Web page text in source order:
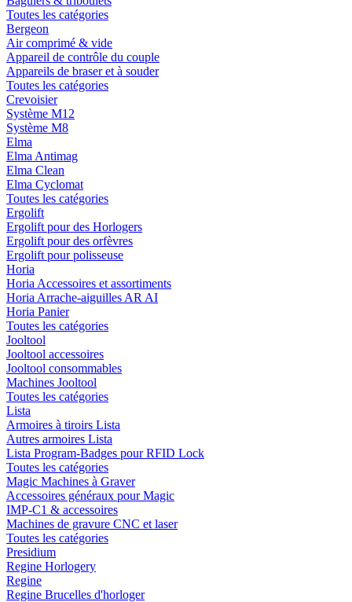
Toutes les catégories
Bergeon
Air comprimé & vide
Appareil de contrôle du couple
Appareils de braser et à souder
Toutes les catégories
Crevoisier
Système M12
Système M8
Elma
Elma Antimag
Elma Clean
Elma Cyclomat
Toutes les catégories
Ergolift
Ergolift pour des Horlogers
Ergolift pour des orfèvres
Ergolift pour polisseuse
Horia
Horia Accessoires et assortiments
Horia Arrache-aiguilles AR AI
Horia Panier
Toutes les catégories
Jooltool
Jooltool accessoires
Jooltool consommables
Machines Jooltool
Toutes les catégories
Lista
Armoires à tiroirs Lista
Autres armoires Lista
Lista Program-Badges pour RFID Lock
Toutes les catégories
Magic Machines à Graver
Accessoires généraux pour Magic
IMP-C1 & accessoires
Machines de gravure CNC et laser
Toutes les catégories
Presidium
Regine Horlogery
Regine
Regine Brucelles d'horloger